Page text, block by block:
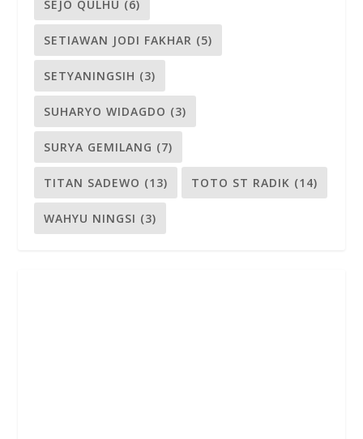
Tim Redaksi
TERBITKAN BUKUMU DI GONG PUBLISHING!